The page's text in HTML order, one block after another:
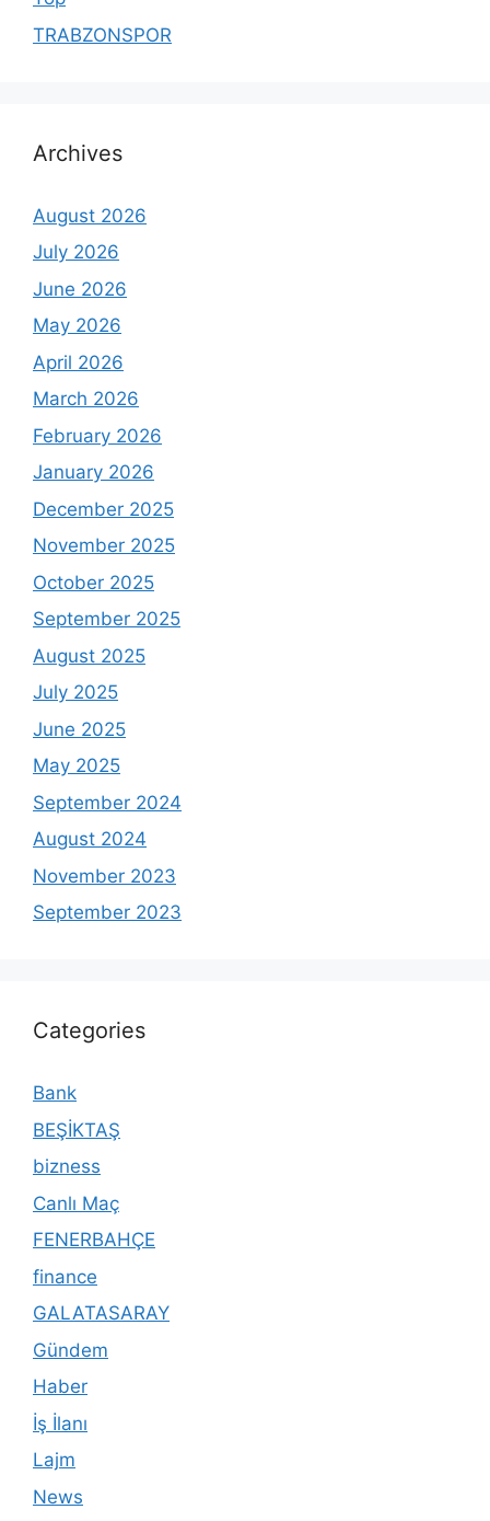
TRABZONSPOR
Archives
August 2026
July 2026
June 2026
May 2026
April 2026
March 2026
February 2026
January 2026
December 2025
November 2025
October 2025
September 2025
August 2025
July 2025
June 2025
May 2025
September 2024
August 2024
November 2023
September 2023
Categories
Bank
BEŞİKTAŞ
bizness
Canlı Maç
FENERBAHÇE
finance
GALATASARAY
Gündem
Haber
İş İlanı
Lajm
News